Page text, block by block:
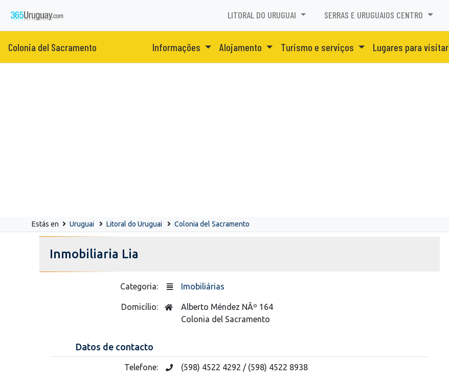
LITORAL DO URUGUAI SERRAS E URUGUAIOS CENTRO
Colonia del Sacramento Informações Alojamento Turismo e serviços Lugares para visitar
Estás en Uruguai Litoral do Uruguai Colonia del Sacramento
Inmobiliaria Lia
Categoria: Imobiliárias
Domicílio:
Alberto Méndez NÂº 164
Colonia del Sacramento
Datos de contacto
Telefone: (598) 4522 4292 / (598) 4522 8938